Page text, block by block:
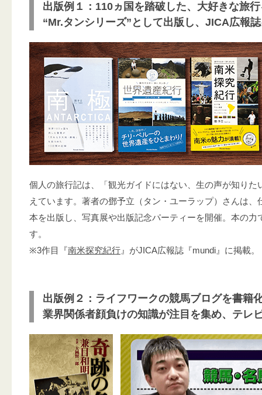
出版例１：110ヵ国を踏破した、大好きな旅
“Mr.タンシリーズ”として出版し、JICA広報
個人の旅行記は、「観光ガイドにはない、生の声が知りた
えています。著者の鄧予立（タン・ユーラップ）さんは、
本を出版し、写真展や出版記念パーティーを開催。本の力
す。
※3作目『南米探究紀行 』がJICA広報誌『mundi』に掲載。
出版例２：ライフワークの競馬ブログを書籍
業界関係者顔負けの知識が注目を集め、テレ